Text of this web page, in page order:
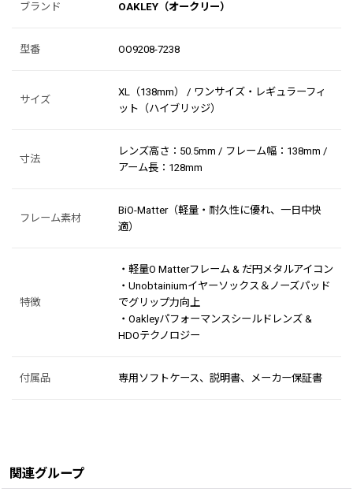
ブランド OAKLEY（オークリー）
型番 OO9208-7238
サイズ
XL（138mm） / ワンサイズ・レギュラーフィ
ット（ハイブリッジ）
寸法
レンズ高さ：50.5mm / フレーム幅：138mm /
アーム長：128mm
フレーム素材
BiO-Matter（軽量・耐久性に優れ、一日中快
適）
特徴
・軽量O Matterフレーム & だ円メタルアイコン
・Unobtainiumイヤーソックス＆ノーズパッド
でグリップ力向上
・Oakleyパフォーマンスシールドレンズ &
HDOテクノロジー
付属品 専用ソフトケース、説明書、メーカー保証書
関連グループ